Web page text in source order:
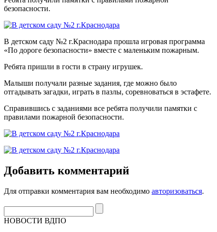
безопасности.
В детском саду №2 г.Краснодара прошла игровая программа
«По дороге безопасности» вместе с маленьким пожарным.
Ребята пришли в гости в страну игрушек.
Малыши получали разные задания, где можно было
отгадывать загадки, играть в пазлы, соревноваться в эстафете.
Справившись с заданиями все ребята получили памятки с
правилами пожарной безопасности.
Добавить комментарий
Для отправки комментария вам необходимо авторизоваться.
НОВОСТИ ВДПО